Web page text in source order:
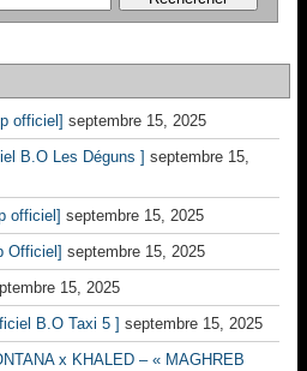
officiel] septembre 15, 2025
B.O Les Déguns ] septembre 15,
officiel] septembre 15, 2025
Officiel] septembre 15, 2025
15, 2025
B.O Taxi 5 ] septembre 15, 2025
x KHALED – « MAGHREB